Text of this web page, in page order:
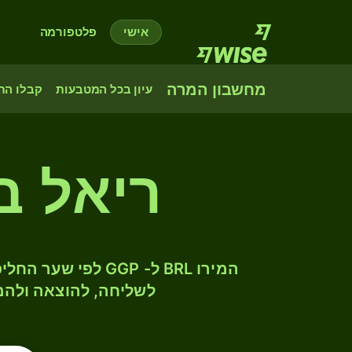
אישי פלטפורמה
מחשבון המרה עיון בכל המטבעות קבלו
ריאל
לשליחה, להוצאה